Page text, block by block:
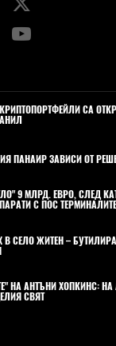
СА
ПАНАИР ЗАВИСИ ОТ
9 МЛРД. ЕВРО, СЛЕД
С ПОС ТЕРМИНАЛИТЕ
В СЕЛО ЖИТЕН –
НА АНТЪНИ ХОПКИНС:
СВЯТ